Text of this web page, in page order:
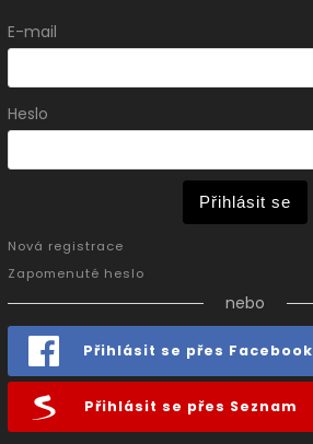
E-mail
Heslo
Přihlásit se
Nová registrace
Zapomenuté heslo
nebo
Přihlásit se přes Facebook
Přihlásit se přes Seznam